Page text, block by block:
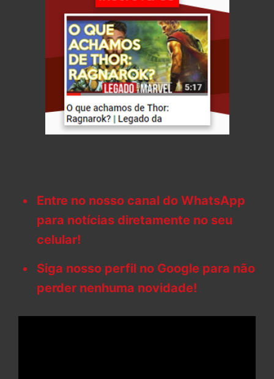
Entre no nosso canal do WhatsApp
para notícias diretamente no seu
celular!
Siga nosso perfil no Google para não
perder nenhuma novidade!